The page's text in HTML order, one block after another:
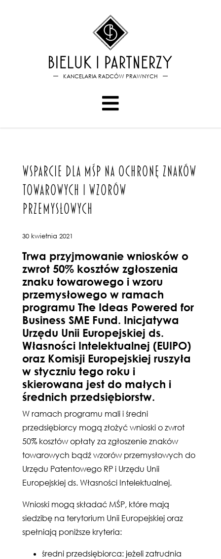
KANCELARIA RADCÓW PRAWNYCH
WSPARCIE DLA MŚP NA OCHRONĘ ZNAKÓW
TOWAROWYCH I WZORÓW
PRZEMYSŁOWYCH
30 kwietnia 2021
Trwa przyjmowanie wniosków o
zwrot 50% kosztów zgłoszenia
znaku towarowego i wzoru
przemysłowego w ramach
programu The Ideas Powered for
Business SME Fund. Inicjatywa
Urzędu Unii Europejskiej ds.
Własności Intelektualnej (EUIPO)
oraz Komisji Europejskiej ruszyła
w styczniu tego roku i
skierowana jest do małych i
średnich przedsiębiorstw.
W ramach programu mali i średni
przedsiębiorcy mogą złożyć wnioski o zwrot
50% kosztów opłaty za zgłoszenie znaków
towarowych bądź wzorów przemysłowych do
Urzędu Patentowego RP i Urzędu Unii
Europejskiej ds. Własności Intelektualnej.
Wnioski mogą składać MŚP, które mają
siedzibę na terytorium Unii Europejskiej oraz
spełniają poniższe kryteria:
średni przedsiębiorca: jeżeli zatrudnia